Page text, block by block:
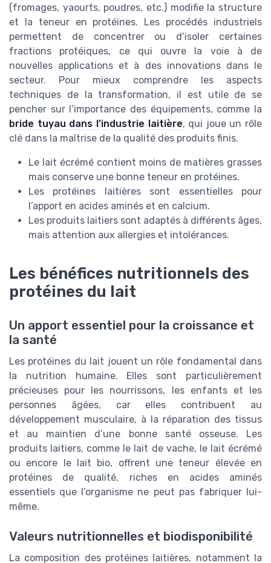
(fromages, yaourts, poudres, etc.) modifie la structure
et la teneur en protéines. Les procédés industriels
permettent de concentrer ou d’isoler certaines
fractions protéiques, ce qui ouvre la voie à de
nouvelles applications et à des innovations dans le
secteur. Pour mieux comprendre les aspects
techniques de la transformation, il est utile de se
pencher sur l’importance des équipements, comme la
bride tuyau dans l’industrie laitière, qui joue un rôle
clé dans la maîtrise de la qualité des produits finis.
Le lait écrémé contient moins de matières grasses
mais conserve une bonne teneur en protéines.
Les protéines laitières sont essentielles pour
l’apport en acides aminés et en calcium.
Les produits laitiers sont adaptés à différents âges,
mais attention aux allergies et intolérances.
Les bénéfices nutritionnels des
protéines du lait
Un apport essentiel pour la croissance et
la santé
Les protéines du lait jouent un rôle fondamental dans
la nutrition humaine. Elles sont particulièrement
précieuses pour les nourrissons, les enfants et les
personnes âgées, car elles contribuent au
développement musculaire, à la réparation des tissus
et au maintien d’une bonne santé osseuse. Les
produits laitiers, comme le lait de vache, le lait écrémé
ou encore le lait bio, offrent une teneur élevée en
protéines de qualité, riches en acides aminés
essentiels que l’organisme ne peut pas fabriquer lui-
même.
Valeurs nutritionnelles et biodisponibilité
La composition des protéines laitières, notamment la